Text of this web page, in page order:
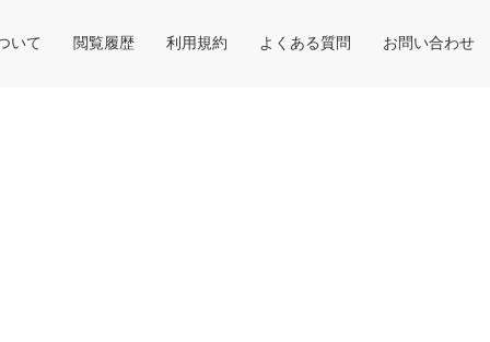
いて 閲覧履歴 利用規約 よくある質問 お問い合わせ